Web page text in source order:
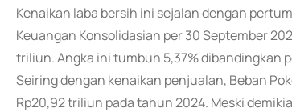
Kenaikan laba bersih ini sejalan dengan
Keuangan Konsolidasian per 30 September
triliun. Angka ini tumbuh 5,37% dibandingkan
Seiring dengan kenaikan penjualan, Beban
Rp20,92 triliun pada tahun 2024. Meski